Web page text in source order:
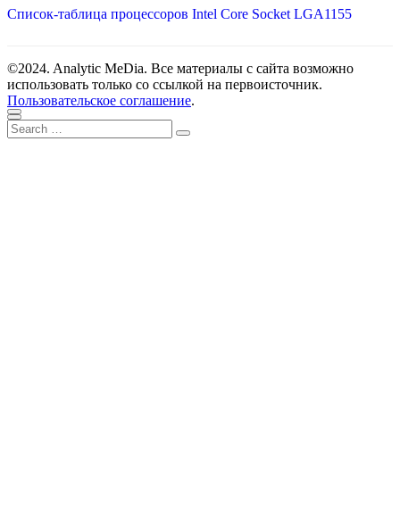
Список-таблица процессоров Intel Core Socket LGA1155
©2024. Analytic MeDia. Все материалы с сайта возможно
использовать только со ссылкой на первоисточник.
Пользовательское соглашение.
Scroll
to
Close
Search
for:
Search